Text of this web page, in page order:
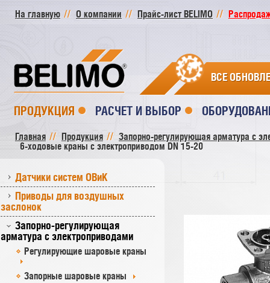
На главную О компании Прайс-лист BELIMO
ВСЕ
ПРОДУКЦИЯ РАСЧЕТ И ВЫБОР
Главная Продукция
Запорно-регулирующая арматура с
6-ходовые краны с электроприводом DN 15-20
Датчики систем ОВиК
Приводы для воздушных
заслонок
Запорно-регулирующая
арматура с электроприводами
Регулирующие шаровые краны
Запорные шаровые краны